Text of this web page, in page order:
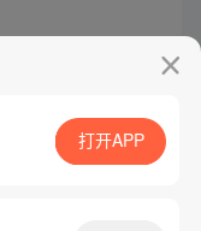
打开APP